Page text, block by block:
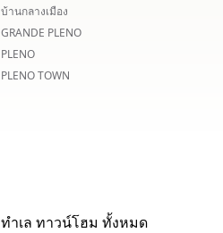
บ้านกลางเมือง
GRANDE PLENO
PLENO
PLENO TOWN
ทำเล ทาวน์โฮม ทั้งหมด